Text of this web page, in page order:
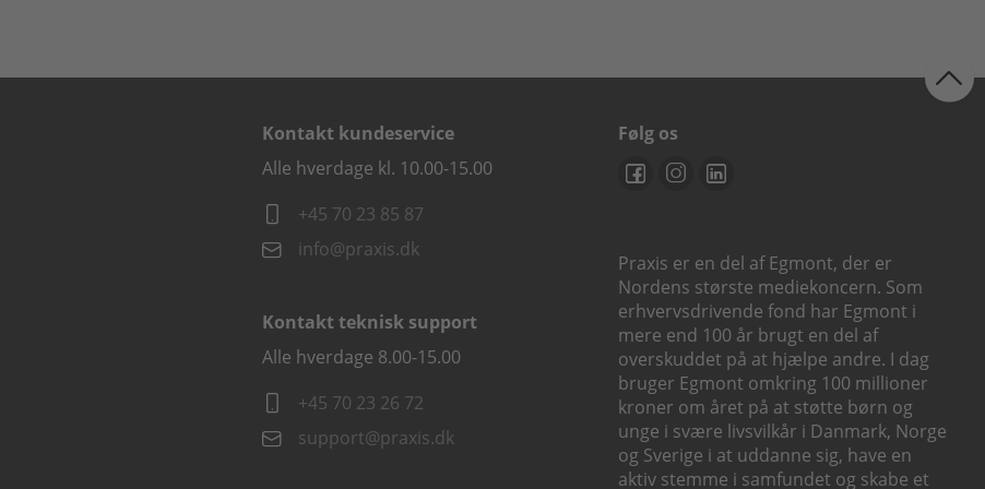
Kontakt kundeservice
Alle hverdage kl. 10.00-15.00
+45 70 23 85 87
info@praxis.dk
Kontakt teknisk support
Alle hverdage 8.00-15.00
+45 70 23 26 72
support@praxis.dk
Følg os
Praxis er en del af Egmont, der er
Nordens største mediekoncern. Som
erhvervsdrivende fond har Egmont i
mere end 100 år brugt en del af
overskuddet på at hjælpe andre. I dag
bruger Egmont omkring 100 millioner
kroner om året på at støtte børn og
unge i svære livsvilkår i Danmark, Norge
og Sverige i at uddanne sig, have en
aktiv stemme i samfundet og skabe et